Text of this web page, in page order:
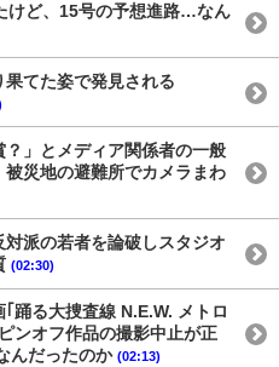
けど、15号の予想進路…なん
果てた姿で発見される
？」とメディア関係者の一般
災地の避難所でカメラまわ
対派の若者を論破しスタジオ
(02:30)
踊る大捜査線 N.E.W. メトロ
ンオフ作品の撮影中止が正
んだったのか (02:13)